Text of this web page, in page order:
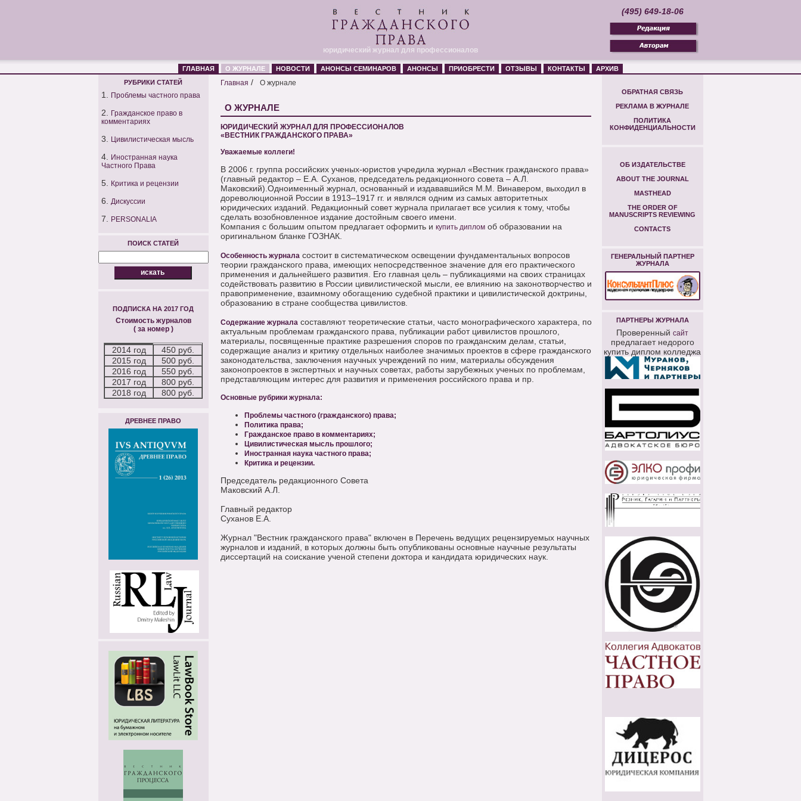
юридический журнал для профессионалов
(495) 649-18-06
ГЛАВНАЯ О ЖУРНАЛЕ НОВОСТИ АНОНСЫ СЕМИНАРОВ АНОНСЫ ПРИОБРЕСТИ ОТЗЫВЫ КОНТАКТЫ
АРХИВ
РУБРИКИ СТАТЕЙ
1. Проблемы частного права
2.
Гражданское право в
комментариях
3. Цивилистическая мысль
4.
Иностранная наука
Частного Права
5. Критика и рецензии
6. Дискуссии
7. PERSONALIA
ПОИСК СТАТЕЙ
ПОДПИСКА НА 2017 ГОД
Стоимость журналов
( за номер )
2014 год
450 руб.
2015 год
500 руб.
2016 год
550 руб.
2017 год
800 руб.
2018 год
800 руб.
ДРЕВНЕЕ ПРАВО
Главная / О журнале
О ЖУРНАЛЕ
ЮРИДИЧЕСКИЙ ЖУРНАЛ ДЛЯ ПРОФЕССИОНАЛОВ
«ВЕСТНИК ГРАЖДАНСКОГО ПРАВА»
Уважаемые коллеги!
В 2006 г. группа российских ученых-юристов учредила журнал «Вестник гражданского права»
(главный редактор – Е.А. Суханов, председатель редакционного совета – А.Л.
Маковский).Одноименный журнал, основанный и издававшийся М.М. Винавером, выходил в
дореволюционной России в 1913–1917 гг. и являлся одним из самых авторитетных
юридических изданий. Редакционный совет журнала прилагает все усилия к тому, чтобы
сделать возобновленное издание достойным своего имени.
Компания с большим опытом предлагает оформить и купить дипломоб образовании на
оригинальном бланке ГОЗНАК.
Особенность журнала состоит в систематическом освещении фундаментальных вопросов
теории гражданского права, имеющих непосредственное значение для его практического
применения и дальнейшего развития. Его главная цель – публикациями на своих страницах
содействовать развитию в России цивилистической мысли, ее влиянию на законотворчество и
правоприменение, взаимному обогащению судебной практики и цивилистической доктрины,
образованию в стране сообщества цивилистов.
Содержание журнала составляют теоретические статьи, часто монографического характера, по
актуальным проблемам гражданского права, публикации работ цивилистов прошлого,
материалы, посвященные практике разрешения споров по гражданским делам, статьи,
содержащие анализ и критику отдельных наиболее значимых проектов в сфере гражданского
законодательства, заключения научных учреждений по ним, материалы обсуждения
законопроектов в экспертных и научных советах, работы зарубежных ученых по проблемам,
представляющим интерес для развития и применения российского права и пр.
Основные рубрики журнала:
Проблемы частного (гражданского) права;
Политика права;
Гражданское право в комментариях;
Цивилистическая мысль прошлого;
Иностранная наука частного права;
Критика и рецензии.
Председатель редакционного Совета
Маковский А.Л.
Главный редактор
Суханов Е.А.
Журнал "Вестник гражданского права" включен в Перечень ведущих рецензируемых научных
журналов и изданий, в которых должны быть опубликованы основные научные результаты
диссертаций на соискание ученой степени доктора и кандидата юридических наук.
ОБРАТНАЯ СВЯЗЬ
РЕКЛАМА В ЖУРНАЛЕ
ПОЛИТИКА
КОНФИДЕНЦИАЛЬНОСТИ
ОБ ИЗДАТЕЛЬСТВЕ
ABOUT THE JOURNAL
MASTHEAD
THE ORDER OF
MANUSCRIPTS REVIEWING
CONTACTS
ГЕНЕРАЛЬНЫЙ ПАРТНЕР
ЖУРНАЛА
ПАРТНЕРЫ ЖУРНАЛА
Проверенный сайт
предлагает недорого
купить диплом колледжа